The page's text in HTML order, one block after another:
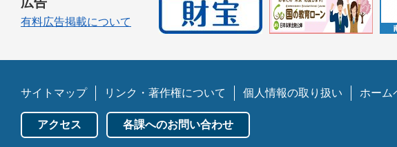
有料広告掲載について
サイトマップ リンク・著作権について 個人情報の取り扱い ホーム
アクセス 各課へのお問い合わせ